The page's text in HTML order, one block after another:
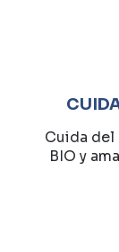
Cuida
BIO y